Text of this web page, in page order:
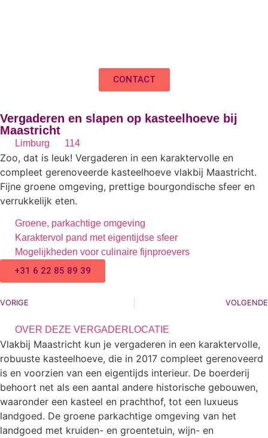
CONTACT
Vergaderen en slapen op kasteelhoeve bij
Maastricht
Limburg 114
Zoo, dat is leuk! Vergaderen in een karaktervolle en
compleet gerenoveerde kasteelhoeve vlakbij Maastricht.
Fijne groene omgeving, prettige bourgondische sfeer en
verrukkelijk eten.
Groene, parkachtige omgeving
Karaktervol pand met eigentijdse sfeer
Mogelijkheden voor culinaire fijnproevers
+31 6 22 85 89 39
VORIGE VOLGENDE
OVER DEZE VERGADERLOCATIE
Vlakbij Maastricht kun je vergaderen in een karaktervolle,
robuuste kasteelhoeve, die in 2017 compleet gerenoveerd
is en voorzien van een eigentijds interieur. De boerderij
behoort net als een aantal andere historische gebouwen,
waaronder een kasteel en prachthof, tot een luxueus
landgoed. De groene parkachtige omgeving van het
landgoed met kruiden- en groentetuin, wijn- en